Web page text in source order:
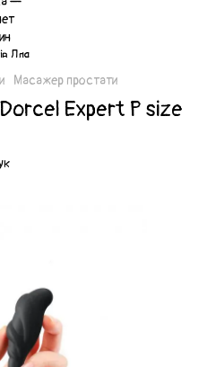
Масажер простати
Expert P size